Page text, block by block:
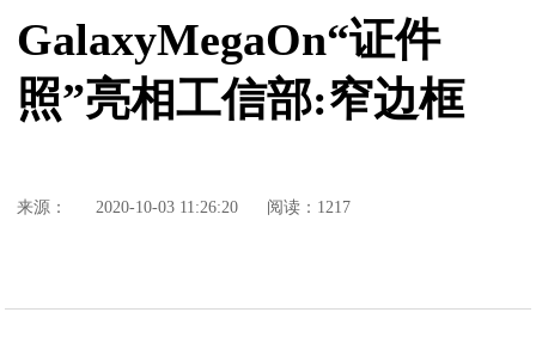
GalaxyMegaOn“证件
照”亮相工信部:窄边框
来源： 2020-10-03 11:26:20 阅读：1217